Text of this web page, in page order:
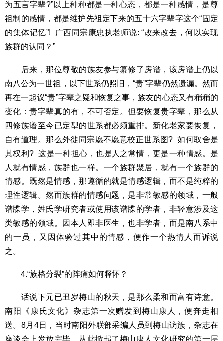
为五言字辈?”以上种种都是一种心态，都是一种感情，是尊
祖制的感情，都是维护先祖定下来的五十六字辈字这个“固定
的集体记忆”! 广西同宗康忠执老师说: “改来改去，何以实现
族群的认同？”
后来，那位尊敬的族友参与纂修了房谱，该房谱上仍以
南八公为一世祖，以下世系仍照旧，“贵”字辈仍然遗漏。然而
再在一起议“贵”字辈之疑和恢复之事，族友的心态又有稍稍的
变化：贵字辈真的有，不可否定。但要恢复贵字辈，那么从
四修族谱至今已定型的世系都必须重排。新化老家要恢复，
自有道理。那么外徙同宗愿不愿意校正世系图? 如何取舍是
其权利? 这是一种担心，也是人之常情，更是一种情感。是
人就有情感，族群也一样。一个族群聚居，就有一个族群的
情感。既然是情感，那遵循的就是情感逻辑，而不是纯粹的
理性逻辑。然而族群的情感问题，是非常敏感的领域，一般
谱牒学，姓氏学研究者或使用该谱牒的学者，非轻意涉及这
类敏感的领域。因本人即非医生，也非学者，而是南八系中
的一员，又因体验过其中的情感，便作一个热情人而诉说
之。
4.“族格分裂”的阵痛如何释怀？
话说下元已丑岁梅山的秋天，是那么柔和而富有诗意。
南阳《康氏文化》杂志第一次赠发到梅山康人，便奔走相
送。8月4日，当时南阳外联部采编人员到梅山访族，杂志在
座谈会上发放完毕，从此掀起了梅山康人文化研究的第一层